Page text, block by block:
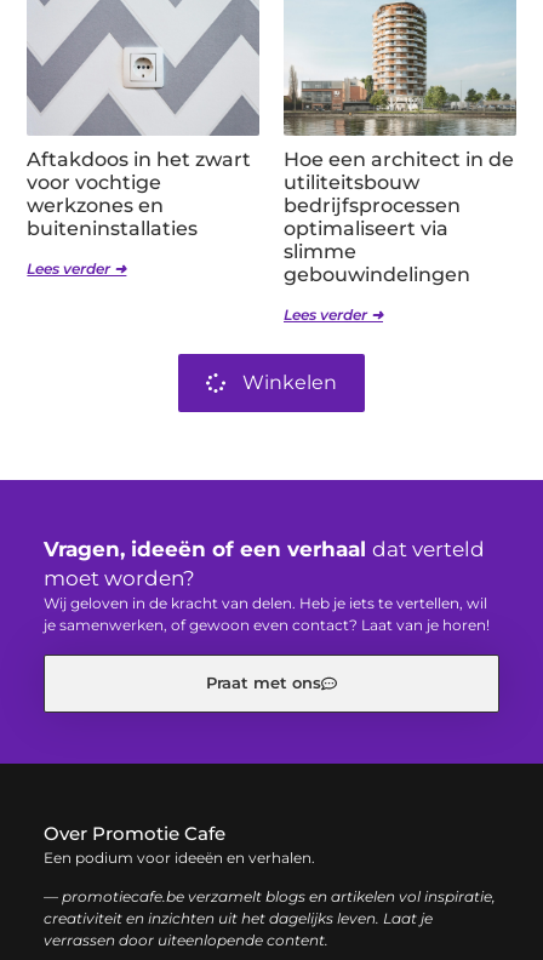
Aftakdoos in het zwart
voor vochtige
werkzones en
buiteninstallaties
Lees verder ➜
Hoe een architect in de
utiliteitsbouw
bedrijfsprocessen
optimaliseert via
slimme
gebouwindelingen
Lees verder ➜
Winkelen
Vragen, ideeën of een verhaal dat verteld
moet worden?
Wij geloven in de kracht van delen. Heb je iets te vertellen, wil
je samenwerken, of gewoon even contact? Laat van je horen!
Praat met ons
Over Promotie Cafe
Een podium voor ideeën en verhalen.
— promotiecafe.be verzamelt blogs en artikelen vol inspiratie,
creativiteit en inzichten uit het dagelijks leven. Laat je
verrassen door uiteenlopende content.